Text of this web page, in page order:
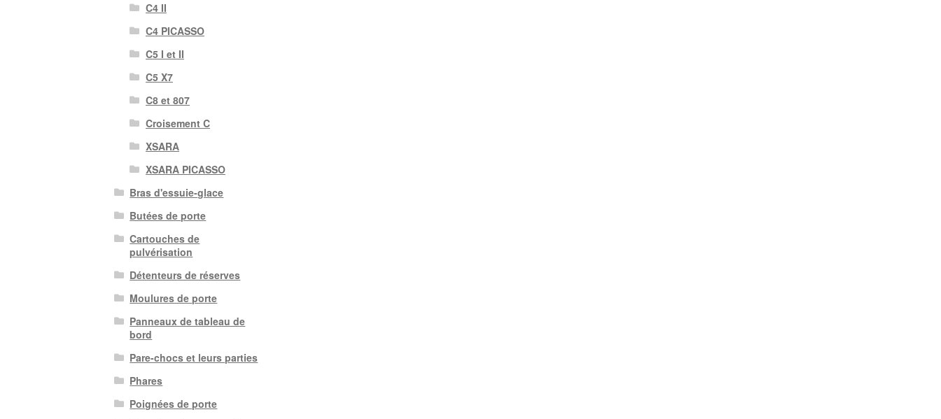
C4 II
C4 PICASSO
C5 I et II
C5 X7
C8 et 807
Croisement C
XSARA
XSARA PICASSO
Bras d'essuie-glace
Butées de porte
Cartouches de
pulvérisation
Détenteurs de réserves
Moulures de porte
Panneaux de tableau de
bord
Pare-chocs et leurs parties
Phares
Poignées de porte